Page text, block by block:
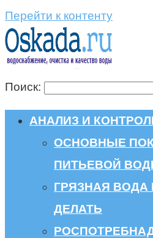
Перейти к контенту
Поиск:
АНАЛИЗ И
ОСНОВНЫЕ
ПИТЬЕВОЙ
ГРЯЗНАЯ ВОДА
ДЕЛАТЬ